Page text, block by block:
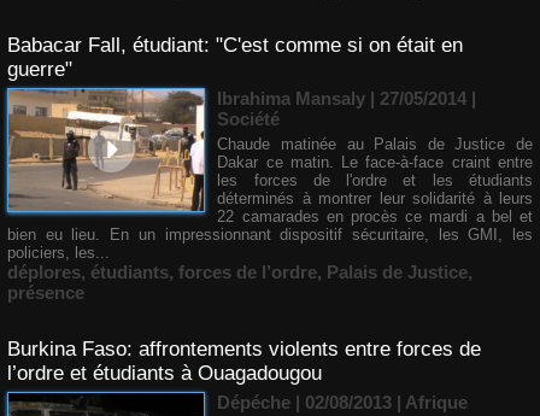
Babacar Fall, étudiant: "C'est comme si on était en
guerre"
Ibrahima Mansaly | 27/05/2014 |
Société
Chaude matinée au Palais de Justice de
Dakar ce matin. Le face-à-face craint entre
les forces de l'ordre et les étudiants
déterminés à montrer leur solidarité à leurs
22 camarades en procès ce mardi a bel et
bien eu lieu. En un impressionnant dispositif sécuritaire, les GMI, les
policiers, les...
déplores, étudiants, forces de l’ordre, Palais de Justice,
présence
Burkina Faso: affrontements violents entre forces de
l’ordre et étudiants à Ouagadougou
Dépéche | 02/08/2013 | Afrique